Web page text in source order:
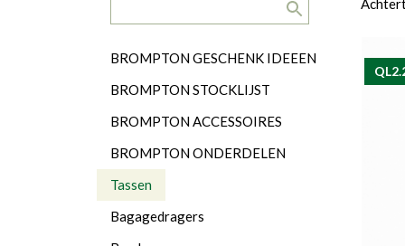
Categorieën
BROMPTON GESCHENK IDEEEN
BROMPTON STOCKLIJST
BROMPTON ACCESSOIRES
BROMPTON ONDERDELEN
Tassen
Bagagedragers